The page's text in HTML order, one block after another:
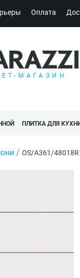
Оплата
МАГАЗИН
ПЛИТКА ДЛЯ КУХНИ
/ OS/A361/